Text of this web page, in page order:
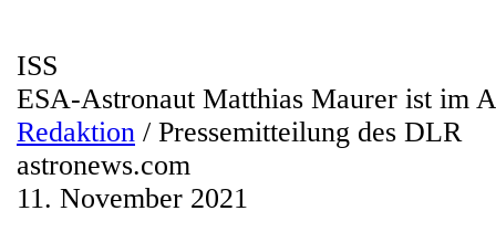
ISS
ESA-Astronaut Matthias Maurer ist im
Redaktion / Pressemitteilung des DLR
astronews.com
11. November 2021